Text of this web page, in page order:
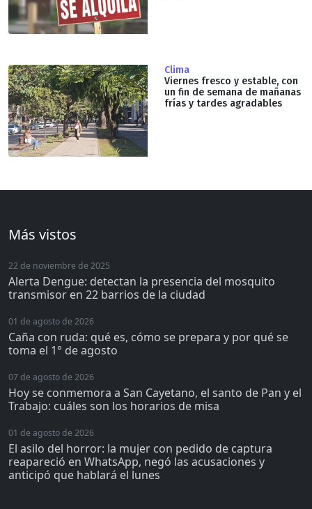
Clima
Viernes fresco y estable, con
un fin de semana de mañanas
frías y tardes agradables
Más vistos
22 de noviembre de 2025
Alerta Dengue: detectan la presencia del mosquito
transmisor en 22 barrios de la ciudad
01 de agosto de 2026
Caña con ruda: qué es, cómo se prepara y por qué se
toma el 1° de agosto
07 de agosto de 2026
Hoy se conmemora a San Cayetano, el santo de Pan y el
Trabajo: cuáles son los horarios de misa
01 de agosto de 2026
El asilo del horror: la mujer con pedido de captura
reapareció en WhatsApp, negó las acusaciones y
anticipó que hablará el lunes